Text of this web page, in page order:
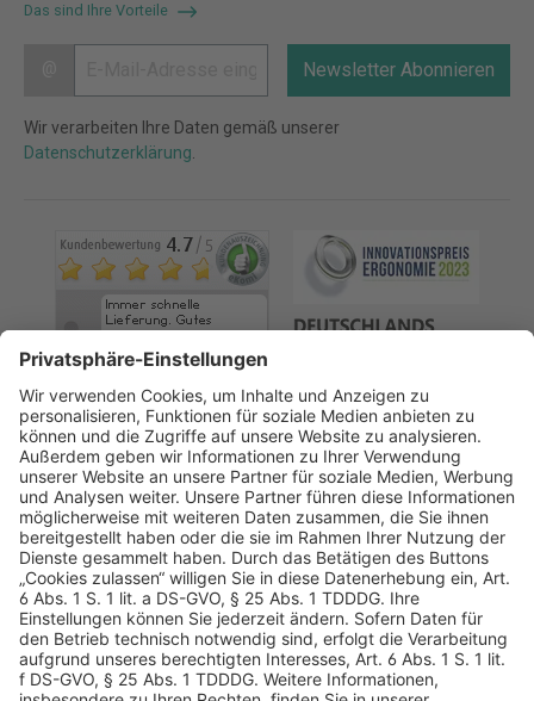
Das sind Ihre Vorteile
Newsletter Abonnieren
Wir verarbeiten Ihre Daten gemäß unserer
Datenschutzerklärung
AGB Datenschutz
Impressum
Sicherheitshinweis
Compliance